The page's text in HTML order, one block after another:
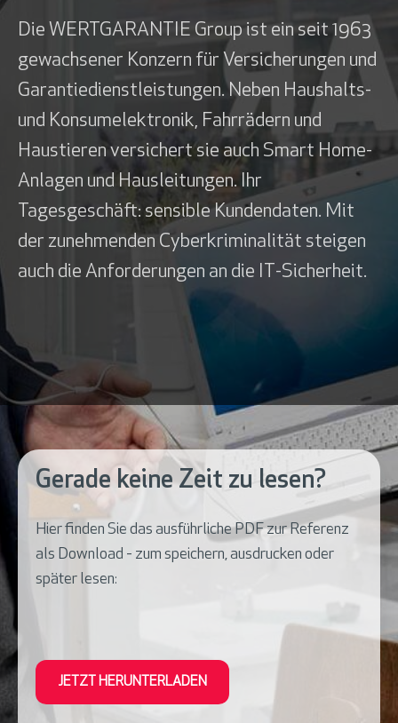
Die WERTGARANTIE Group ist ein seit 1963
gewachsener Konzern für Versicherungen und
Garantiedienstleistungen. Neben Haushalts-
und Konsumelektronik, Fahrrädern und
Haustieren versichert sie auch Smart Home-
Anlagen und Hausleitungen. Ihr
Tagesgeschäft: sensible Kundendaten. Mit
der zunehmenden Cyberkriminalität steigen
auch die Anforderungen an die IT-Sicherheit.
Gerade keine Zeit zu lesen?
Hier finden Sie das ausführliche PDF zur Referenz
als Download - zum speichern, ausdrucken oder
später lesen:
JETZT HERUNTERLADEN